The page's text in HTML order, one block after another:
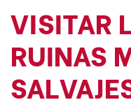
VISITAR
RUINAS